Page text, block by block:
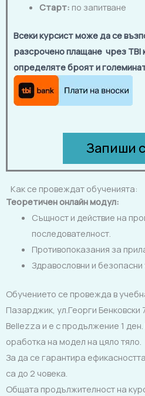
Старт: по запитване
Всеки курсист може да се
разсрочено плащане чрез TBI
определяте броят и
Запиши
Как се провеждат обученията:
Теоретичен онлайн модул:
Същност и действие на
последователност.
Противопоказания за
Здравословни и безопасни
Обучението се провежда в
Пазарджик, ул.Георги Бенковски
Bellezza и е с продължение 1
оработка на модел на цяло тяло.
За да се гарантира
са до 2 човека.
Общата продължителност на